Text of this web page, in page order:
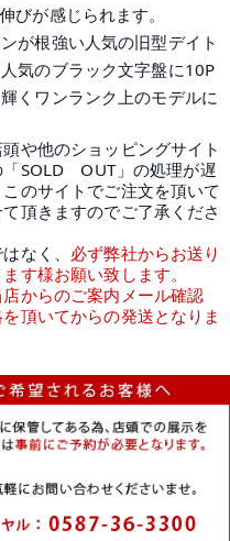
びが感じられます。
が根強い人気の旧型デイト
気のブラック文字盤に10P
くワンランク上のモデルに
や他のショッピングサイト
「SOLD OUT」の処理が遅
のサイトでご注文を頂いて
頂きますのでご了承くださ
なく、 必ず弊社からお送り
す様お願い致します。
からのご案内メール確認
頂いてからの発送となりま